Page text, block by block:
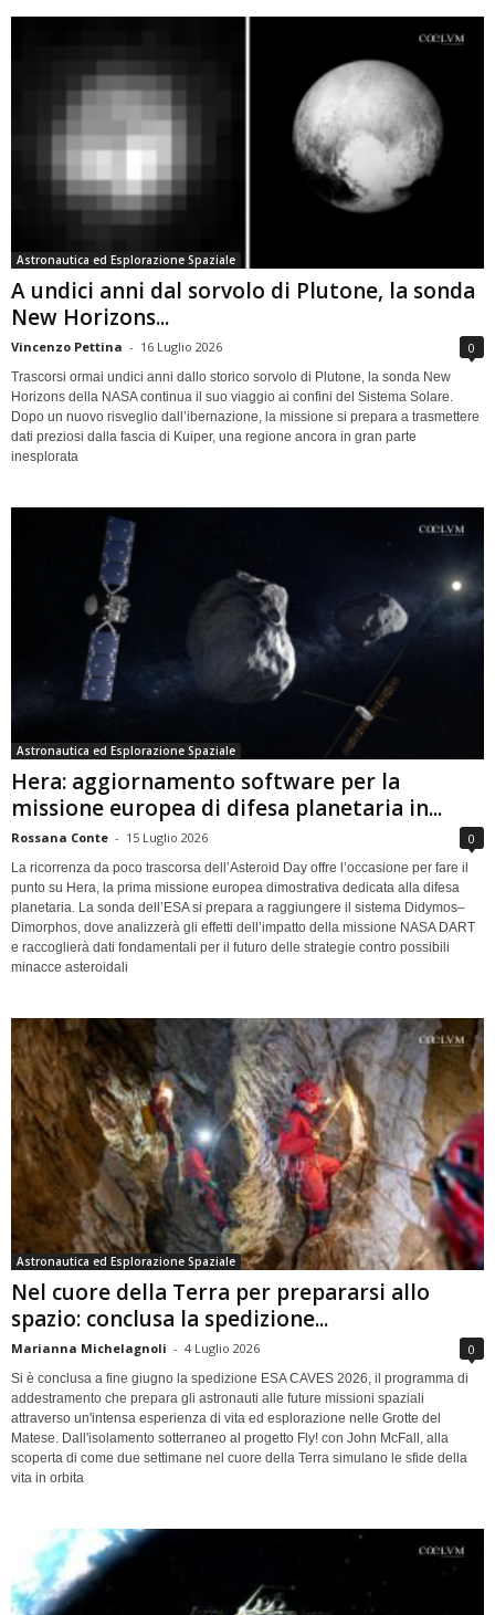
Astronautica ed Esplorazione Spaziale
A undici anni dal sorvolo di Plutone, la sonda
New Horizons...
Vincenzo Pettina - 16 Luglio 2026 0
Trascorsi ormai undici anni dallo storico sorvolo di Plutone, la sonda New
Horizons della NASA continua il suo viaggio ai confini del Sistema Solare.
Dopo un nuovo risveglio dall’ibernazione, la missione si prepara a trasmettere
dati preziosi dalla fascia di Kuiper, una regione ancora in gran parte
inesplorata
Astronautica ed Esplorazione Spaziale
Hera: aggiornamento software per la
missione europea di difesa planetaria in...
Rossana Conte - 15 Luglio 2026 0
La ricorrenza da poco trascorsa dell’Asteroid Day offre l’occasione per fare il
punto su Hera, la prima missione europea dimostrativa dedicata alla difesa
planetaria. La sonda dell’ESA si prepara a raggiungere il sistema Didymos–
Dimorphos, dove analizzerà gli effetti dell’impatto della missione NASA DART
e raccoglierà dati fondamentali per il futuro delle strategie contro possibili
minacce asteroidali
Astronautica ed Esplorazione Spaziale
Nel cuore della Terra per prepararsi allo
spazio: conclusa la spedizione...
Marianna Michelagnoli - 4 Luglio 2026 0
Si è conclusa a fine giugno la spedizione ESA CAVES 2026, il programma di
addestramento che prepara gli astronauti alle future missioni spaziali
attraverso un'intensa esperienza di vita ed esplorazione nelle Grotte del
Matese. Dall'isolamento sotterraneo al progetto Fly! con John McFall, alla
scoperta di come due settimane nel cuore della Terra simulano le sfide della
vita in orbita